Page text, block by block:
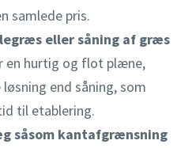
samlede pris.
eller såning af græs
en hurtig og flot plæne,
end såning, som
til etablering.
såsom kantafgrænsning